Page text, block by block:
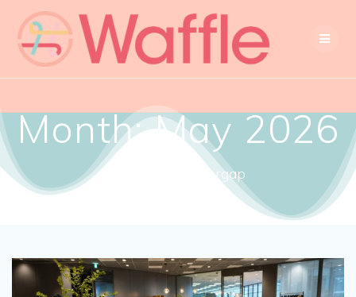
Month:May 2026
Close the gendergap